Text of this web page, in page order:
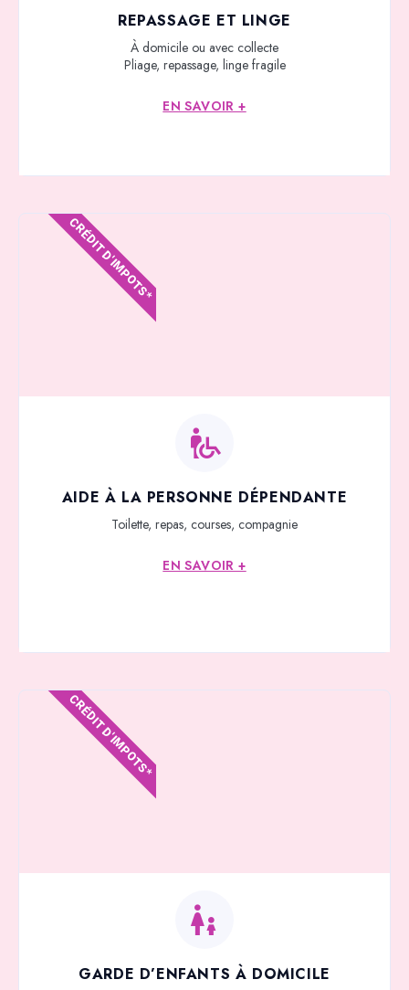
REPASSAGE ET LINGE
À domicile ou avec collecte
Pliage, repassage, linge fragile
EN SAVOIR +
AIDE À LA PERSONNE DÉPENDANTE
Toilette, repas, courses, compagnie
EN SAVOIR +
CRÉDIT D'IMPOTS*
GARDE D’ENFANTS À DOMICILE
CRÉDIT D'IMPOTS*